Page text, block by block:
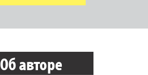
Об авторе